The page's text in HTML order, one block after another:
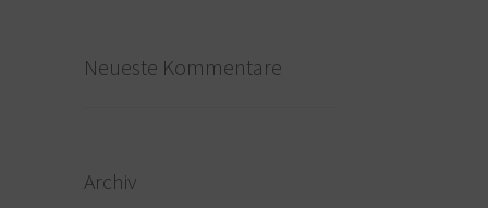
Neueste Kommentare
Archiv